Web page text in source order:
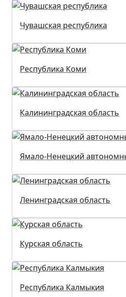
Чувашская республика
Республика Коми
Калининградская область
Ямало-Ненецкий
Ленинградская область
Курская область
Республика Калмыкия